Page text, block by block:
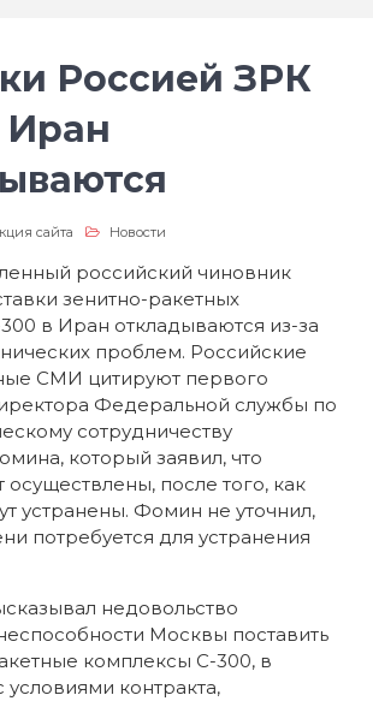
Россией ЗРК
Иран
сайта Новости
российский чиновник
зенитно-ракетных
в Иран откладываются из-за
проблем. Российские
СМИ цитируют первого
Федеральной службы по
сотрудничеству
который заявил, что
осуществлены, после того, как
устранены. Фомин не уточнил,
потребуется для устранения
недовольство
Москвы поставить
комплексы С-300, в
условиями контракта,